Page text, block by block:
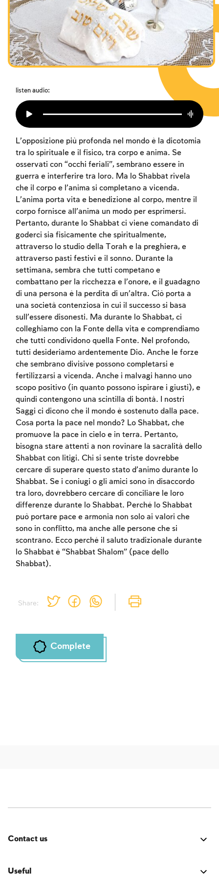
I digiuni commemorativi della distruzione del Tempio
Hanukkah
Purìm
listen audio:
Share:
L’opposizione più profonda nel mondo è la dicotomia
tra lo spirituale e il fisico, tra corpo e anima. Se
osservati con “occhi feriali”, sembrano essere in
guerra e interferire tra loro. Ma lo Shabbat rivela
che il corpo e l’anima si completano a vicenda.
L’anima porta vita e benedizione al corpo, mentre il
corpo fornisce all’anima un modo per esprimersi.
Pertanto, durante lo Shabbat ci viene comandato di
goderci sia fisicamente che spiritualmente,
attraverso lo studio della Torah e la preghiera, e
attraverso pasti festivi e il sonno. Durante la
settimana, sembra che tutti competano e
combattano per la ricchezza e l’onore, e il guadagno
di una persona è la perdita di un’altra. Ciò porta a
una società contenziosa in cui il successo si basa
sull’essere disonesti. Ma durante lo Shabbat, ci
colleghiamo con la Fonte della vita e comprendiamo
che tutti condividono quella Fonte. Nel profondo,
tutti desideriamo ardentemente Dio. Anche le forze
che sembrano divisive possono completarsi e
fertilizzarsi a vicenda. Anche i malvagi hanno uno
scopo positivo (in quanto possono ispirare i giusti), e
quindi contengono una scintilla di bontà. I nostri
Saggi ci dicono che il mondo è sostenuto dalla pace.
Cosa porta la pace nel mondo? Lo Shabbat, che
promuove la pace in cielo e in terra. Pertanto,
bisogna stare attenti a non rovinare la sacralità dello
Shabbat con litigi. Chi si sente triste dovrebbe
cercare di superare questo stato d’animo durante lo
Shabbat. Se i coniugi o gli amici sono in disaccordo
tra loro, dovrebbero cercare di conciliare le loro
differenze durante lo Shabbat. Perché lo Shabbat
può portare pace e armonia non solo ai valori che
sono in conflitto, ma anche alle persone che si
scontrano. Ecco perché il saluto tradizionale durante
lo Shabbat è “Shabbat Shalom” (pace dello
Shabbat).
Complete
Account required
To mark concepts as learned, you'll need
to create an account or log in.
Sign up Login
Contact us
Useful